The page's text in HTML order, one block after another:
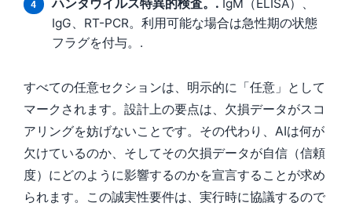
ハンタウイルス特異的検査。. IgM（ELISA）、
IgG、RT-PCR。利用可能な場合は急性期の状態
フラグを付与。.
すべての任意セクションは、明示的に「任意」として
マークされます。設計上の要点は、欠損データがスコ
アリングを妨げないことです。その代わり、AIは何が
欠けているのか、そしてその欠損データが自信（信頼
度）にどのように影響するのかを宣言することが求め
られます。この誠実性要件は、実行時に協議するので